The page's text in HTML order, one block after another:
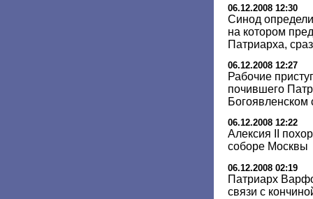
06.12.2008 12:30
Синод
на котором
Патриарха,
06.12.2008 12:27
Рабочие
почившего
Богоявленском
06.12.2008 12:22
Алексия II
соборе Москвы
06.12.2008 02:19
Патриарх
связи с